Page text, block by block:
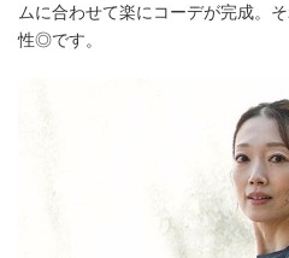
ムに合わせて楽にコーデが完成。
性◎です。